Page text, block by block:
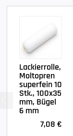
Lackierrolle,
Moltopren
superfein 10
Stk., 100x35
mm, Bügel
6 mm
7,08 €